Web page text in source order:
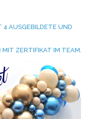
4 AUSGEBILDETE UND
ZERTIFIKAT IM TEAM.